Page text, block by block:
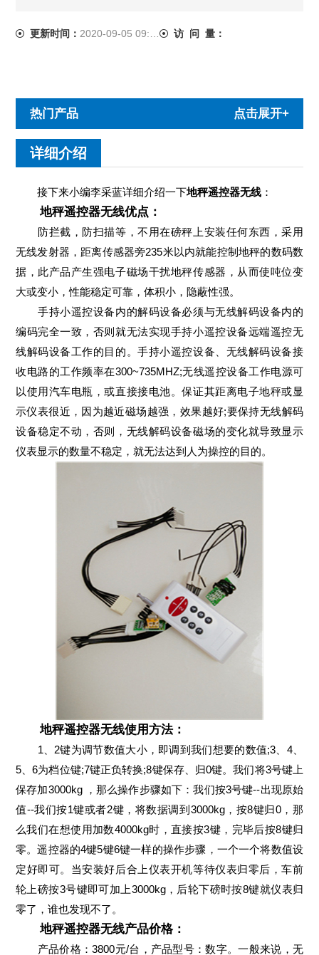
器，距离传感器旁235米以内就能控制地秤的数......
更新时间： 2020-09-05 09:09:30 访 问 量：
热门产品 点击展开+
详细介绍
接下来小编李采蓝详细介绍一下地秤遥控器无线 ：
地秤遥控器无线优点：
防拦截，防扫描等，不用在磅秤上安装任何东西，采用
无线发射器，距离传感器旁235米以内就能控制地秤的数码数
据，此产品产生强电子磁场干扰地秤传感器，从而使吨位变
大或变小，性能稳定可靠，体积小，隐蔽性强。
手持小遥控设备内的解码设备必须与无线解码设备内的
编码完全一致，否则就无法实现手持小遥控设备远端遥控无
线解码设备工作的目的。手持小遥控设备、无线解码设备接
收电路的工作频率在300~735MHZ;无线遥控设备工作电源可
以使用汽车电瓶，或直接接电池。保证其距离电子地秤或显
示仪表很近，因为越近磁场越强，效果越好;要保持无线解码
设备稳定不动，否则，无线解码设备磁场的变化就导致显示
仪表显示的数量不稳定，就无法达到人为操控的目的。
地秤遥控器无线使用方法：
1、2键为调节数值大小，即调到我们想要的数值;3、4、
5、6为档位键;7键正负转换;8键保存、归0键。我们将3号键上
保存加3000kg ，那么操作步骤如下：我们按3号键--出现原始
值--我们按1键或者2键，将数据调到3000kg，按8键归0，那
么我们在想使用加数4000kg时，直接按3键，完毕后按8键归
零。遥控器的4键5键6键一样的操作步骤，一个一个将数值设
定好即可。当安装好后合上仪表开机等待仪表归零后，车前
轮上磅按3号键即可加上3000kg，后轮下磅时按8键就仪表归
零了，谁也发现不了。
地秤遥控器无线产品价格：
产品价格：3800元/台，产品型号：数字。一般来说，无